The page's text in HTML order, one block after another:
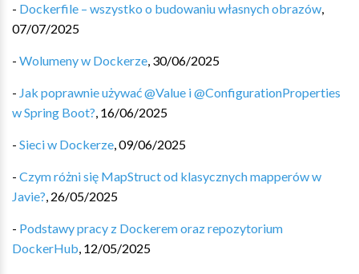
- Dockerfile – wszystko o budowaniu własnych obrazów,
07/07/2025
- Wolumeny w Dockerze, 30/06/2025
- Jak poprawnie używać @Value i @ConfigurationProperties
w Spring Boot?, 16/06/2025
- Sieci w Dockerze,09/06/2025
- Czym różni się MapStruct od klasycznych mapperów w
Javie?, 26/05/2025
- Podstawy pracy z Dockerem oraz repozytorium
DockerHub, 12/05/2025